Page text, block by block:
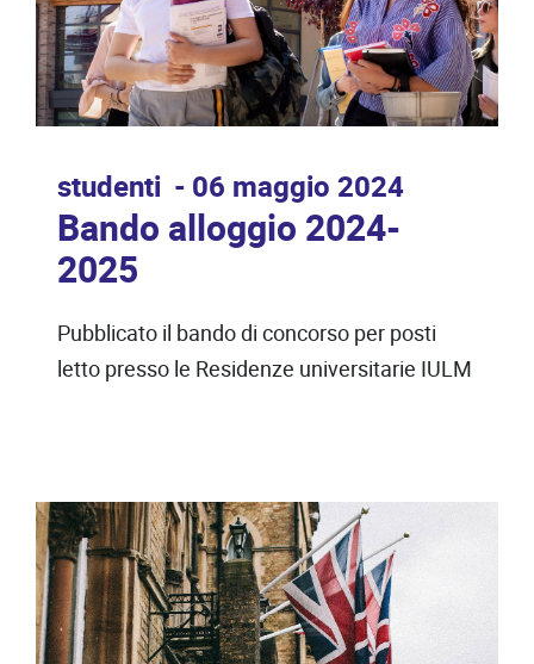
studenti 06 maggio 2024
Bando alloggio 2024-
2025
Pubblicato il bando di concorso per posti
letto presso le Residenze universitarie IULM